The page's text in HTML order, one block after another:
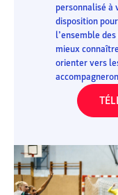
personnalisé
disposition
l’ensemble
mieux
orienter vers